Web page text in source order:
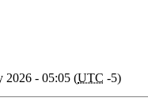
2026 - 05:05 (UTC -5)